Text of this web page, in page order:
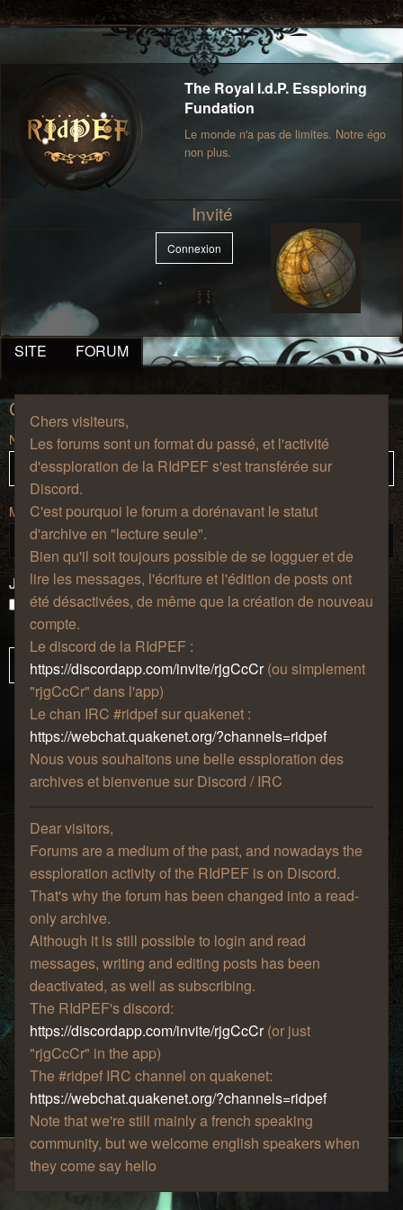
The Royal I.d.P. Essploring
Fundation
Le monde n'a pas de limites. Notre égo
non plus.
Invité
Connexion
SITE FORUM
Chers visiteurs,
Les forums sont un format du passé, et l'activité
d'essploration de la RIdPEF s'est transférée sur
Discord.
C'est pourquoi le forum a dorénavant le statut
d'archive en "lecture seule".
Bien qu'il soit toujours possible de se logguer et de
lire les messages, l'écriture et l'édition de posts ont
été désactivées, de même que la création de nouveau
compte.
Le discord de la RIdPEF :
https://discordapp.com/invite/rjgCcCr(ou simplement
"rjgCcCr" dans l'app)
Le chan IRC #ridpef sur quakenet :
https://webchat.quakenet.org/?channels=ridpef
Nous vous souhaitons une belle essploration des
archives et bienvenue sur Discord / IRC
Dear visitors,
Forums are a medium of the past, and nowadays the
essploration activity of the RIdPEF is on Discord.
That's why the forum has been changed into a read-
only archive.
Although it is still possible to login and read
messages, writing and editing posts has been
deactivated, as well as subscribing.
The RIdPEF's discord:
https://discordapp.com/invite/rjgCcCr(or just
"rjgCcCr" in the app)
The #ridpef IRC channel on quakenet:
https://webchat.quakenet.org/?channels=ridpef
Note that we're still mainly a french speaking
community, but we welcome english speakers when
they come say hello
Connexion
Nom d’utilisateur :
Mot de passe :
J’ai oublié mon mot de passe
Se souvenir de moi
Masquer ma présence lors de cette session